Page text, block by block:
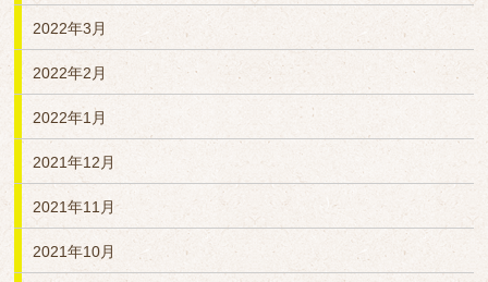
2022年3月
2022年2月
2022年1月
2021年12月
2021年11月
2021年10月